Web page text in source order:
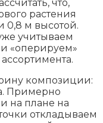
что,
растения
0,8 м высотой.
учитываем
«оперируем»
композиции:
Примерно
на плане на
откладываем